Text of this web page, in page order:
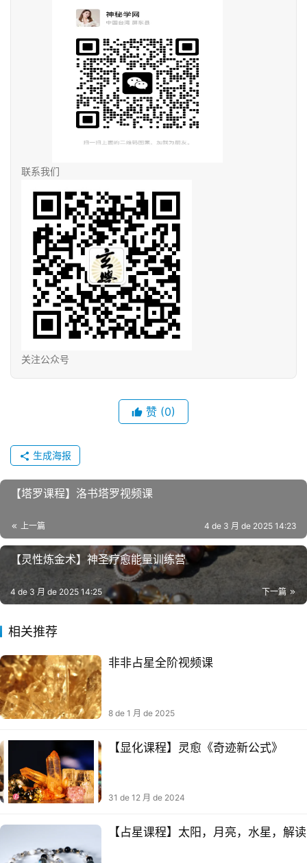
联系我们
关注公众号
赞 (0)
生成海报
【塔罗‬课程】洛书‬塔罗视频课
上一篇 4 de 3 月 de 2025 14:23
【灵性炼金术】神圣疗愈能量训练营
下一篇
4 de 3 月 de 2025 14:25
相关推荐
非非占星全阶视频课
8 de 1 月 de 2025
【显化课程】灵愈《奇迹新公式》
31 de 12 月 de 2024
【占星课程】太阳，月亮，水星，解读